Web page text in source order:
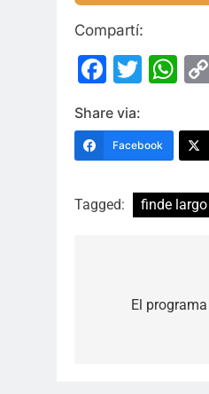
Compartí:
Share via:
Facebook
Tagged: finde largo
El